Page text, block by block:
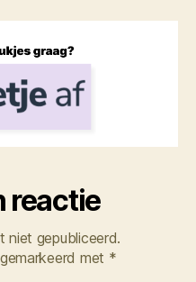
reactie
niet gepubliceerd.
met *